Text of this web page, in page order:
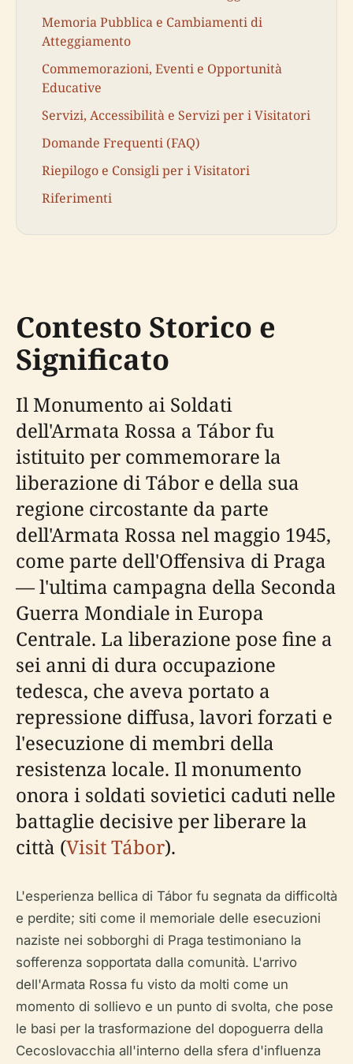
Memoria Pubblica e Cambiamenti di
Atteggiamento
Commemorazioni, Eventi e Opportunità
Educative
Servizi, Accessibilità e Servizi per i Visitatori
Domande Frequenti (FAQ)
Riepilogo e Consigli per i Visitatori
Riferimenti
Contesto Storico e
Significato
Il Monumento ai Soldati
dell'Armata Rossa a Tábor fu
istituito per commemorare la
liberazione di Tábor e della sua
regione circostante da parte
dell'Armata Rossa nel maggio 1945,
come parte dell'Offensiva di Praga
— l'ultima campagna della Seconda
Guerra Mondiale in Europa
Centrale. La liberazione pose fine a
sei anni di dura occupazione
tedesca, che aveva portato a
repressione diffusa, lavori forzati e
l'esecuzione di membri della
resistenza locale. Il monumento
onora i soldati sovietici caduti nelle
battaglie decisive per liberare la
città (Visit Tábor).
L'esperienza bellica di Tábor fu segnata da difficoltà
e perdite; siti come il memoriale delle esecuzioni
naziste nei sobborghi di Praga testimoniano la
sofferenza sopportata dalla comunità. L'arrivo
dell'Armata Rossa fu visto da molti come un
momento di sollievo e un punto di svolta, che pose
le basi per la trasformazione del dopoguerra della
Cecoslovacchia all'interno della sfera d'influenza